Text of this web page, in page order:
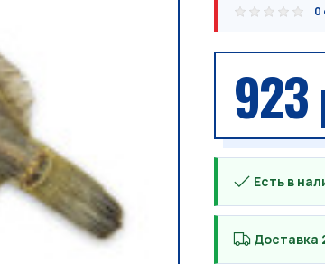
0
923
Есть в
Доставка